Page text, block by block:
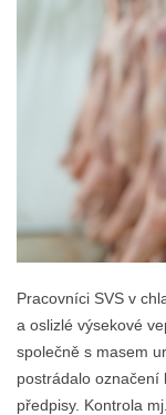
Pracovníci SVS v
a oslizlé výsekové
společně s masem
postrádalo
předpisy. Kontrola